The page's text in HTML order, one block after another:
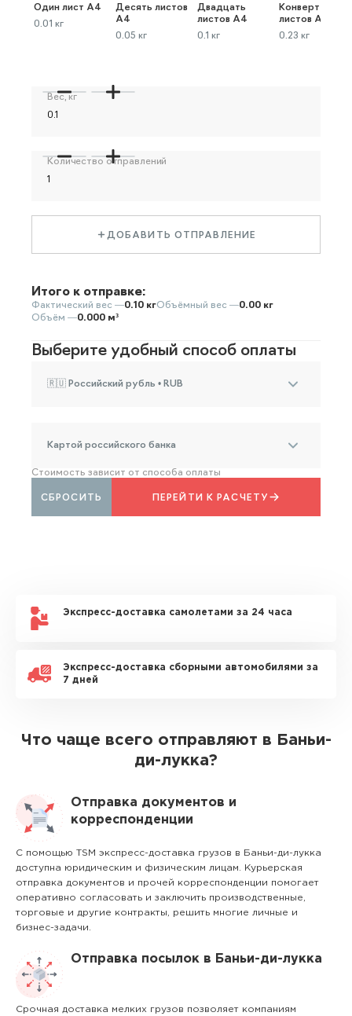
Один лист А4
0.01 кг
Десять листов
А4
0.05 кг
Двадцать
листов А4
0.1 кг
Конверт до 40
листов А4
0.23 кг
Вес, кг
Количество отправлений
ДОБАВИТЬ ОТПРАВЛЕНИЕ
Итого к отправке:
Фактический вес —0.10 кгОбъёмный вес —0.00 кг
Объём —0.000 м³
Выберите удобный способ оплаты
🇷🇺 Российский рубль • RUB
Картой российского банка
Стоимость зависит от способа оплаты
ПЕРЕЙТИ К РАСЧЕТУ
СБРОСИТЬ
Экспресс-доставка самолетами за 24 часа
Экспресс-доставка сборными автомобилями за
7 дней
Что чаще всего отправляют в Баньи-
ди-лукка?
Отправка документов и
корреспонденции
С помощью TSM экспресс-доставка грузов в Баньи-ди-лукка
доступна юридическим и физическим лицам. Курьерская
отправка документов и прочей корреспонденции помогает
оперативно согласовать и заключить производственные,
торговые и другие контракты, решить многие личные и
бизнес-задачи.
Отправка посылок в Баньи-ди-лукка
Срочная доставка мелких грузов позволяет компаниям